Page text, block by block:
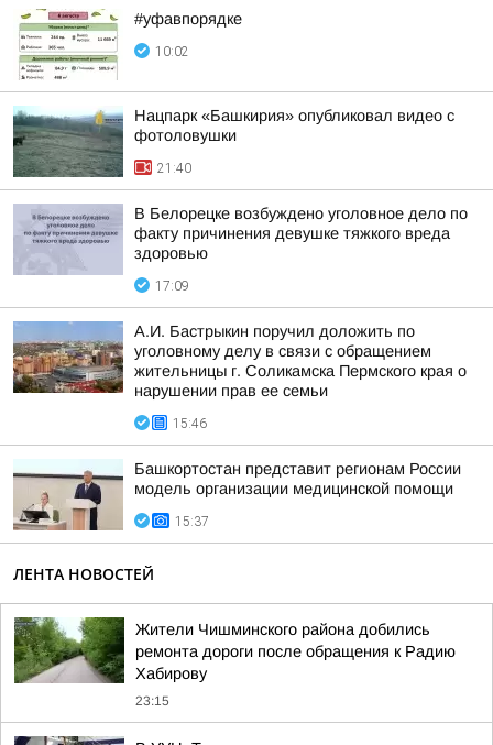
#уфавпорядке
10:02
Нацпарк «Башкирия» опубликовал видео с
фотоловушки
21:40
В Белорецке возбуждено уголовное дело по
факту причинения девушке тяжкого вреда
здоровью
17:09
А.И. Бастрыкин поручил доложить по
уголовному делу в связи с обращением
жительницы г. Соликамска Пермского края о
нарушении прав ее семьи
15:46
Башкортостан представит регионам России
модель организации медицинской помощи
15:37
ЛЕНТА НОВОСТЕЙ
Жители Чишминского района добились
ремонта дороги после обращения к Радию
Хабирову
23:15